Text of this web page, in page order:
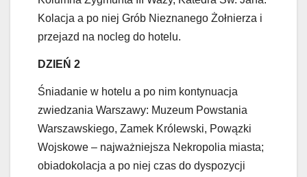
Kolacja a po niej Grób Nieznanego Żołnierza i
przejazd na nocleg do hotelu.
DZIEŃ 2
Śniadanie w hotelu a po nim kontynuacja
zwiedzania Warszawy: Muzeum Powstania
Warszawskiego, Zamek Królewski, Powązki
Wojskowe – najważniejsza Nekropolia miasta;
obiadokolacja a po niej czas do dyspozycji